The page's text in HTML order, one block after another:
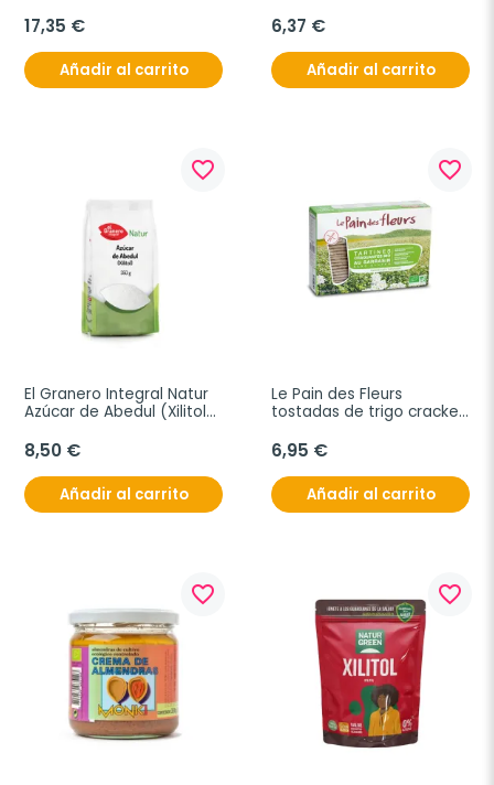
17,35 €
Añadir al carrito
6,37 €
Añadir al carrito
favorite_border
El Granero Integral Natur
Azúcar de Abedul (Xilitol),
8,50 €
Añadir al carrito
favorite_border
Le Pain des Fleurs
tostadas de trigo cracker
BIO, 300 g
6,95 €
Añadir al carrito
favorite_border favorite_border